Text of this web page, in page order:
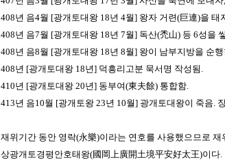
408년 음4월 [광개토대왕 18년 4월] 왕자 거련(巨連)을 태
408년 음7월 [광개토대왕 18년 7월] 독산(禿山) 등 6성을
408년 음8월 [광개토대왕 18년 8월] 왕이 남부지방을 순
408년 [광개토대왕 18년] 덕흥리고분 묵서명 작성됨.
410년 [광개토대왕 20년] 동부여(東夫餘) 통합함.
413년 음10월 [광개토왕 23년 10월] 광개토대왕이 죽음.
재위기간 동안 영락(永樂)이라는 연호를 사용했으므로 재
상광개토경평안호태왕(國岡上廣開土境平安好太王)이다.